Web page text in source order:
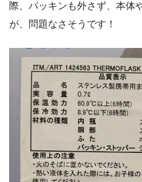
際、パッキンも外さず、本体
が、問題なさそうです！